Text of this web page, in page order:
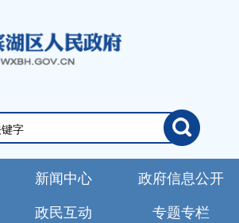
新闻中心 政府信息公开
政民互动 专题专栏